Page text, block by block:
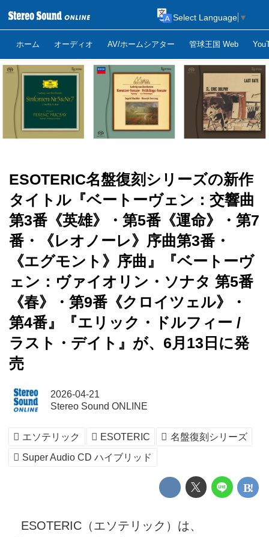
ホーム オーディオ AV/ホームシアター 管球王国 Web
Select Language ▼
ESOTERIC名盤復刻シリーズの新作
タイトル『ベートーヴェン：交響曲
第3番《英雄》・第5番《運命》・第7
番・《レオノーレ》序曲第3番・
《エグモント》序曲』『ベートーヴ
ェン：ヴァイオリン・ソナタ 第5番
《春》・第9番《クロイツェル》・
第4番』『エリック・ドルフィー /
ラスト・デイト』が、6月13日に発
売
2026-04-21
Stereo Sound ONLINE
エソテリック ESOTERIC
名盤復刻シリーズ
Super Audio CD ハイブリッド
ESOTERIC（エソテリック）は、